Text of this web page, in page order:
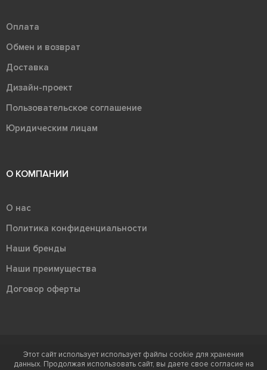
Оплата
Обмен и возврат
Доставка
Дизайн-проект
Пользовательское соглашение
Юридическим лицам
О КОМПАНИИ
О нас
Политика конфиденциальности
Наши бренды
Наши преимущества
Договор оферты
Терра - территория керамики 2026
Ⓒ Правообладателем товарного знака "Терра" является ООО "Атлас-
Этот сайт использует использует файлы cookie для хранения
данных. Продолжая использовать сайт, вы даете свое согласие на